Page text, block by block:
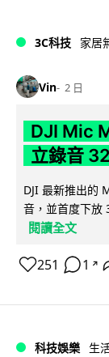
3C科技 家居
Vin 2 日
DJI Mic
立錄音
DJI 最新推出的
音，並首度下放
閱讀全文
251 1 ↗
科技娛樂 生